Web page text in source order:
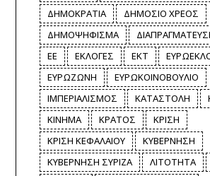
ΔΗΜΟΚΡΑΤΙΑ
ΔΗΜΟΣΙΟ ΧΡΕΟΣ
ΔΗΜΟΨΗΦΙΣΜΑ
ΕΕ
ΕΚΛΟΓΕΣ ΕΚΤ
ΕΥΡΩΖΩΝΗ
ΕΥΡΩΚΟΙΝΟΒΟΥΛΙΟ
ΙΜΠΕΡΙΑΛΙΣΜΟΣ
ΚΑΤΑΣΤΟΛΗ
ΚΙΝΗΜΑ
ΚΡΑΤΟΣ
ΚΡΙΣΗ
ΚΡΙΣΗ ΚΕΦΑΛΑΙΟΥ
ΚΥΒΕΡΝΗΣΗ
ΚΥΒΕΡΝΗΣΗ ΣΥΡΙΖΑ
ΛΙΤΟΤΗΤΑ